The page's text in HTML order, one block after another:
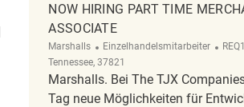
NOW HIRING PART TIME
ASSOCIATE
Marshalls Kategorie
Einzelhandelsmitarbeiter
Tennessee, 37821
Marshalls. Bei The TJX
Tag neue Möglichkeiten für